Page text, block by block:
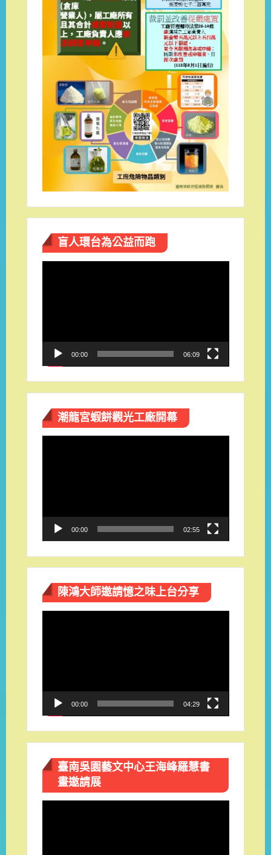
盲人環台​為公益而跑
00:00 06:09
潮龍宮蝦餅觀光工廠開幕
00:00 02:55
陳鴻大師邀請憶之味上台分享
00:00 04:29
臺南吳園藝文中心王海峰羅慧書
畫邀請展